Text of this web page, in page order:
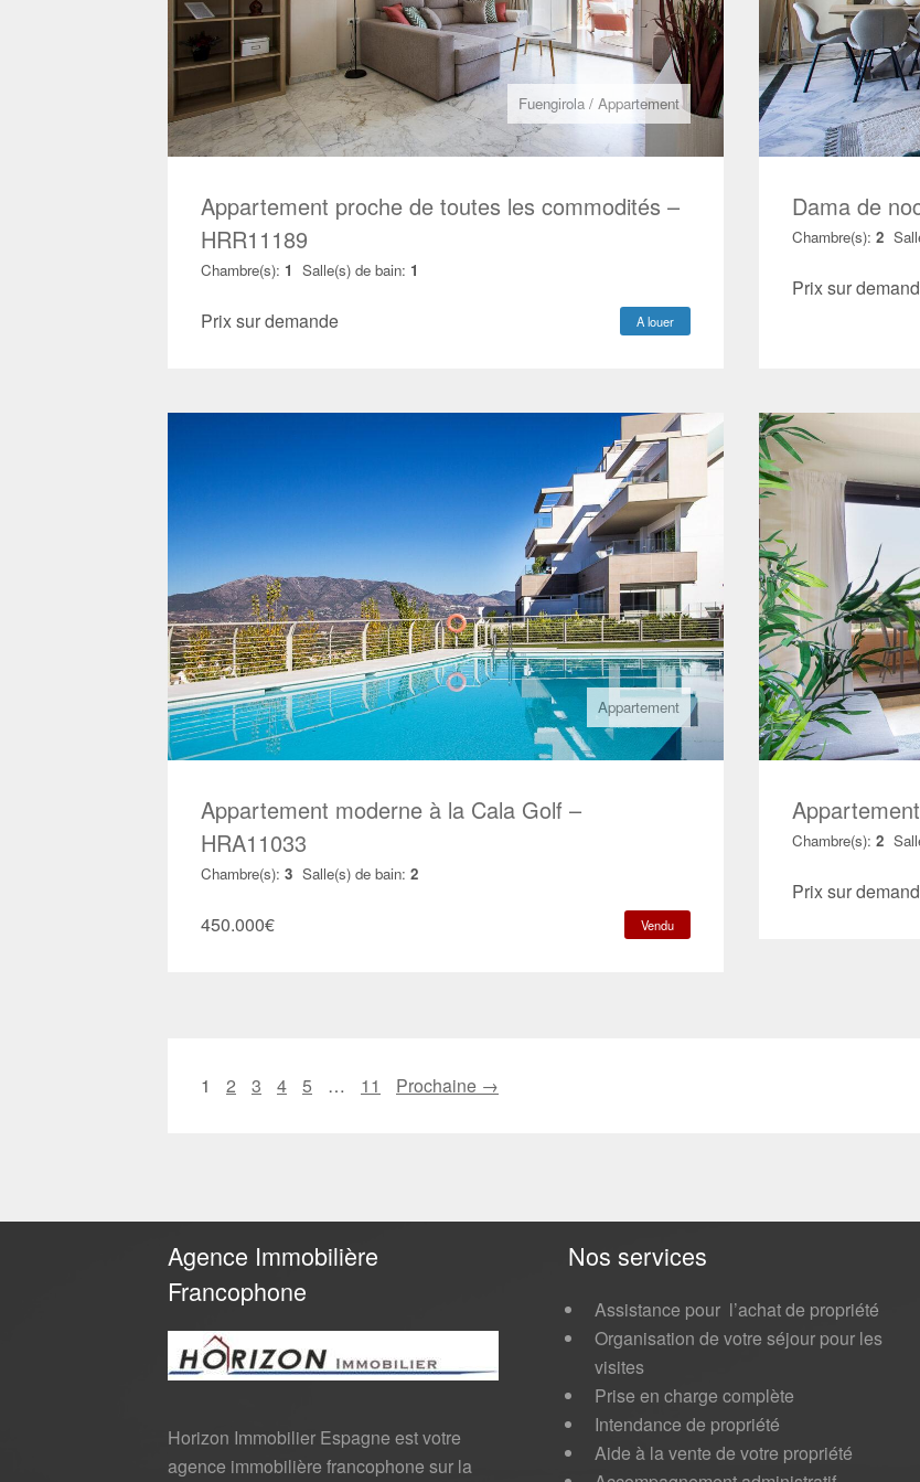
Fuengirola / Appartement
Appartement proche de toutes les commodités –
HRR11189
Chambre(s): 1 Salle(s) de bain: 1
Prix sur demande A louer
Dama de
Chambre(s): 2
Prix sur
Appartement
Appartement moderne à la Cala Golf –
HRA11033
Chambre(s): 3 Salle(s) de bain: 2
450.000€ Vendu
Chambre(s): 2
Prix sur
1 2 3 4 5 … 11 Prochaine →
Agence Immobilière
Francophone
Horizon Immobilier Espagne est votre
agence immobilière francophone sur la
Nos services
Assistance pour l’achat de propriété
Organisation de votre séjour pour les
visites
Prise en charge complète
Intendance de propriété
Aide à la vente de votre propriété